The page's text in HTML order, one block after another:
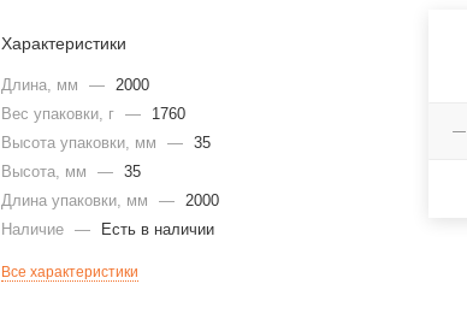
Характеристики
Длина, мм —
2000
Вес упаковки, г
—
1760
Высота упаковки, мм
—
35
Высота, мм
—
35
Длина упаковки, мм
—
2000
Наличие
— Есть в наличии
Все характеристики